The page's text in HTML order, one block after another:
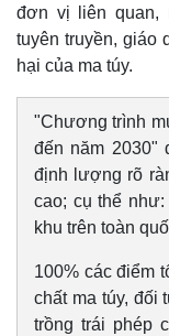
đơn vị liên quan,
tuyên truyền, giáo
hại của ma túy.
"Chương trình
đến năm 2030"
định lượng rõ
cao; cụ thể
khu trên toàn
100% các điểm
chất ma túy, đối
trồng trái phép